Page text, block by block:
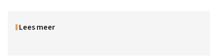
Lees meer